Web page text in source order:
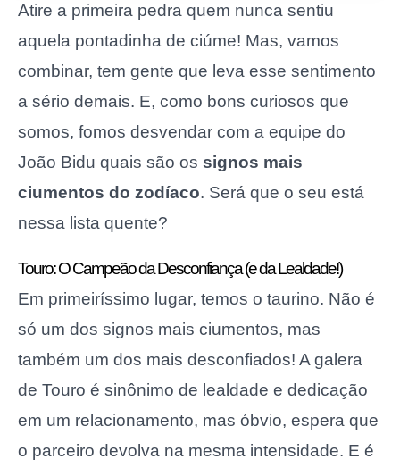
Atire a primeira pedra quem nunca sentiu
aquela pontadinha de ciúme! Mas, vamos
combinar, tem gente que leva esse sentimento
a sério demais. E, como bons curiosos que
somos, fomos desvendar com a equipe do
João Bidu quais são os signos mais
ciumentos do zodíaco. Será que o seu está
nessa lista quente?
Touro: O Campeão da Desconfiança (e da Lealdade!)
Em primeiríssimo lugar, temos o taurino. Não é
só um dos signos mais ciumentos, mas
também um dos mais desconfiados! A galera
de Touro é sinônimo de lealdade e dedicação
em um relacionamento, mas óbvio, espera que
o parceiro devolva na mesma intensidade. E é